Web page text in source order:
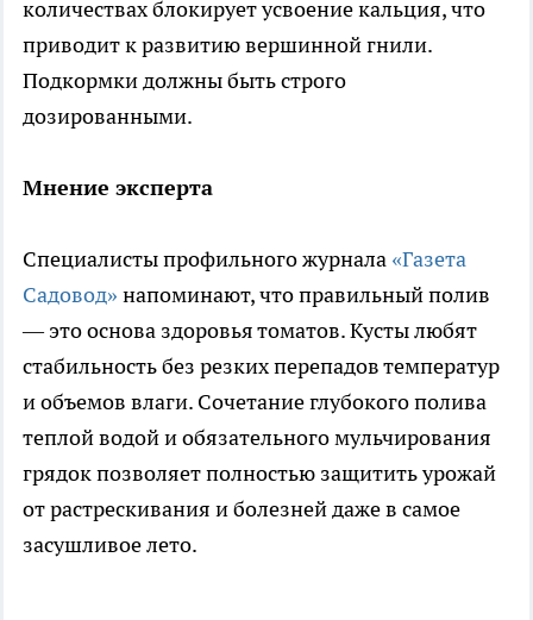
количествах блокирует усвоение кальция, что
приводит к развитию вершинной гнили.
Подкормки должны быть строго
дозированными.
Мнение эксперта
Специалисты профильного журнала «Газета
Садовод» напоминают, что правильный полив
— это основа здоровья томатов. Кусты любят
стабильность без резких перепадов температур
и объемов влаги. Сочетание глубокого полива
теплой водой и обязательного мульчирования
грядок позволяет полностью защитить урожай
от растрескивания и болезней даже в самое
засушливое лето.